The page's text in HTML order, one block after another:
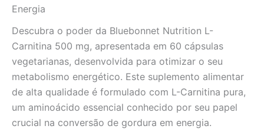
Energia
Descubra o poder da Bluebonnet Nutrition L-
Carnitina 500 mg, apresentada em 60 cápsulas
vegetarianas, desenvolvida para otimizar o seu
metabolismo energético. Este suplemento alimentar
de alta qualidade é formulado com L-Carnitina pura,
um aminoácido essencial conhecido por seu papel
crucial na conversão de gordura em energia.